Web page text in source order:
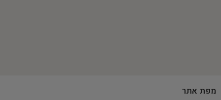
מפת אתר